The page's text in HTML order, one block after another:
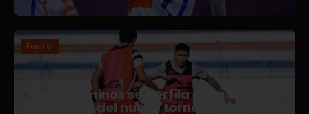
Premier
Correcaminos se perfila para el
arranque del nuevo torneo en Liga